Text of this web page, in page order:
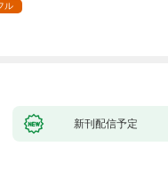
ル
新刊配信予定